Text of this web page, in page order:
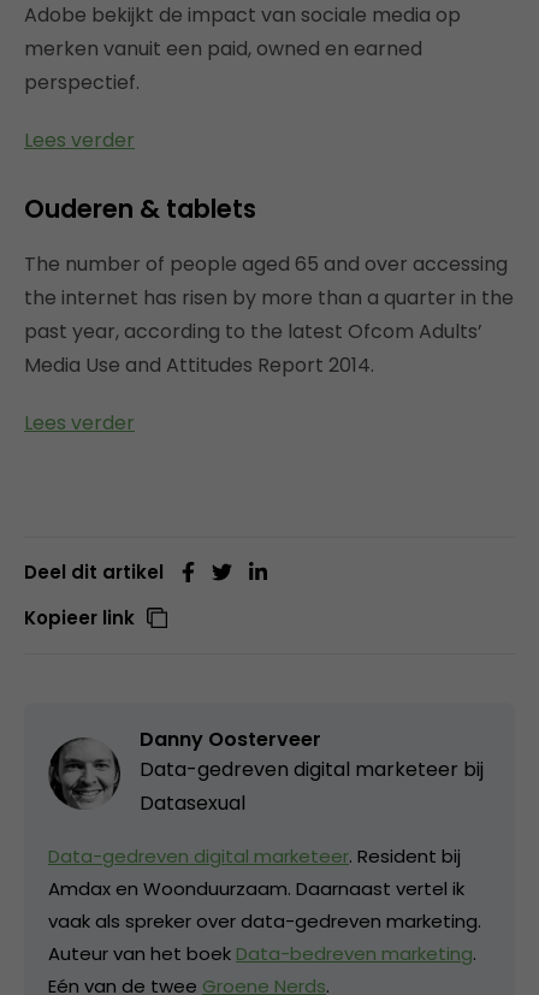
Adobe bekijkt de impact van sociale media op
merken vanuit een paid, owned en earned
perspectief.
Lees verder
Ouderen & tablets
The number of people aged 65 and over accessing
the internet has risen by more than a quarter in the
past year, according to the latest Ofcom Adults’
Media Use and Attitudes Report 2014.
Lees verder
Deel dit artikel
Kopieer link
Danny Oosterveer
Data-gedreven digital marketeer bij
Datasexual
Data-gedreven digital marketeer. Resident bij
Amdax en Woonduurzaam. Daarnaast vertel ik
vaak als spreker over data-gedreven marketing.
Auteur van het boek Data-bedreven marketing.
Eén van de twee Groene Nerds.